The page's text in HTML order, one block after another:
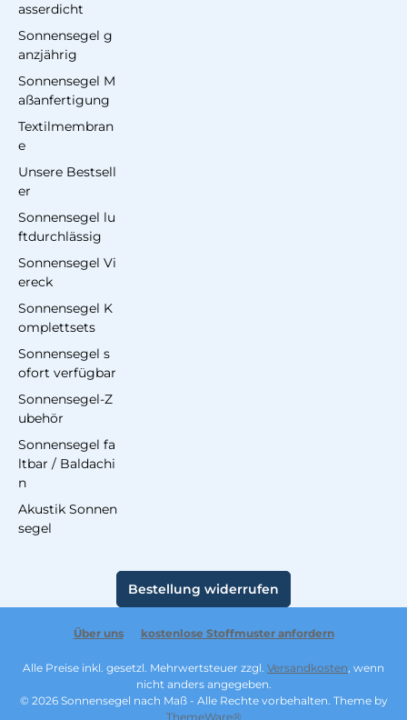
asserdicht
Sonnensegel g
anzjährig
Sonnensegel M
aßanfertigung
Textilmembran
e
Unsere Bestsell
er
Sonnensegel lu
ftdurchlässig
Sonnensegel Vi
ereck
Sonnensegel K
omplettsets
Sonnensegel s
ofort verfügbar
Sonnensegel-Z
ubehör
Sonnensegel fa
ltbar / Baldachi
n
Akustik Sonnen
segel
Bestellung widerrufen
Über uns kostenlose Stoffmuster anfordern
Alle Preise inkl. gesetzl. Mehrwertsteuer zzgl. Versandkosten, wenn
nicht anders angegeben.
© 2026 Sonnensegel nach Maß - Alle Rechte vorbehalten. Theme by
ThemeWare®